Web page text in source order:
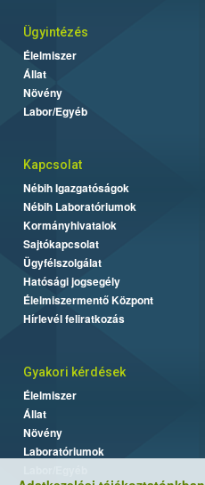
Ügyintézés
Élelmiszer
Állat
Növény
Labor/Egyéb
Kapcsolat
Nébih Igazgatóságok
Nébih Laboratóriumok
Kormányhivatalok
Sajtókapcsolat
Ügyfélszolgálat
Hatósági jogsegély
Élelmiszermentő Központ
Hírlevél feliratkozás
Gyakori kérdések
Élelmiszer
Állat
Növény
Laboratóriumok